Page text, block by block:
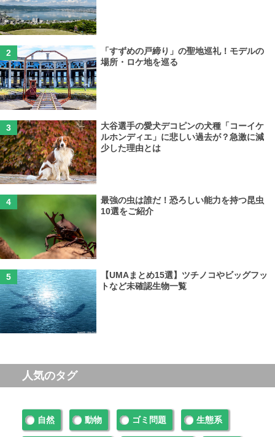
「すずめの戸締り」の聖地巡礼！モデルの
場所・ロケ地を巡る
大谷選手の愛犬デコピンの犬種「コーイケ
ルホンディエ」に悲しい過去が？急激に減
少した理由とは
最強の虫は誰だ！恐ろしい能力を持つ昆虫
10選をご紹介
【UMAまとめ15選】ツチノコやビッグフッ
トなど未確認生物一覧
人気のタグ
自然 動物 ゴミ問題 生態系